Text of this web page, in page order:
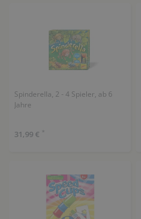
Spinderella, 2 - 4 Spieler, ab 6
Jahre
31,99 € *